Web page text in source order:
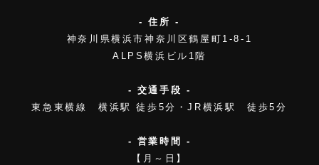
- 住所 -
神奈川県横浜市神奈川区鶴屋町1-8-1
ALPS横浜ビル1階
- 交通手段 -
東急東横線 横浜駅 徒歩5分・JR横浜駅 徒歩5分
- 営業時間 -
【月～日】